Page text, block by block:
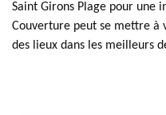
Saint Girons Plage pour une
Couverture peut se mettre à
des lieux dans les meilleurs